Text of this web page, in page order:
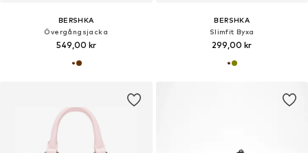
BERSHKA
Övergångsjacka
549,00 kr
BERSHKA
Slimfit Byxa
299,00 kr